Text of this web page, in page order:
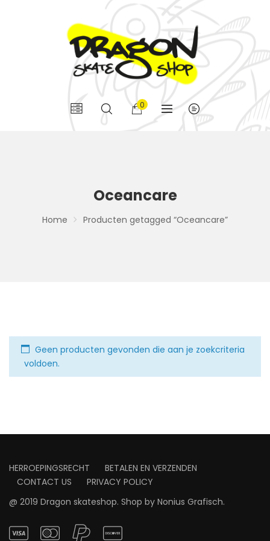
0
Oceancare
Home Producten getagged “Oceancare”
Geen producten gevonden die aan je zoekcriteria
voldoen.
HERROEPINGSRECHT
BETALEN EN VERZENDEN
CONTACT US
PRIVACY POLICY
@ 2019 Dragon skateshop. Shop by Nonius Grafisch.